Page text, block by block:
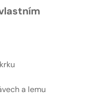
a lemu